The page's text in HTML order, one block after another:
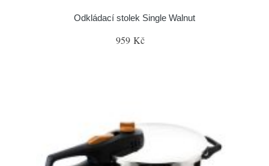
Odkládací stolek Single Walnut
959 Kč